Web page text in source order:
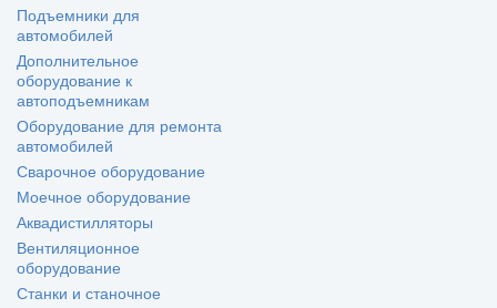
Подъемники для
автомобилей
Дополнительное
оборудование к
автоподъемникам
Оборудование для ремонта
автомобилей
Сварочное оборудование
Моечное оборудование
Аквадистилляторы
Вентиляционное
оборудование
Станки и станочное